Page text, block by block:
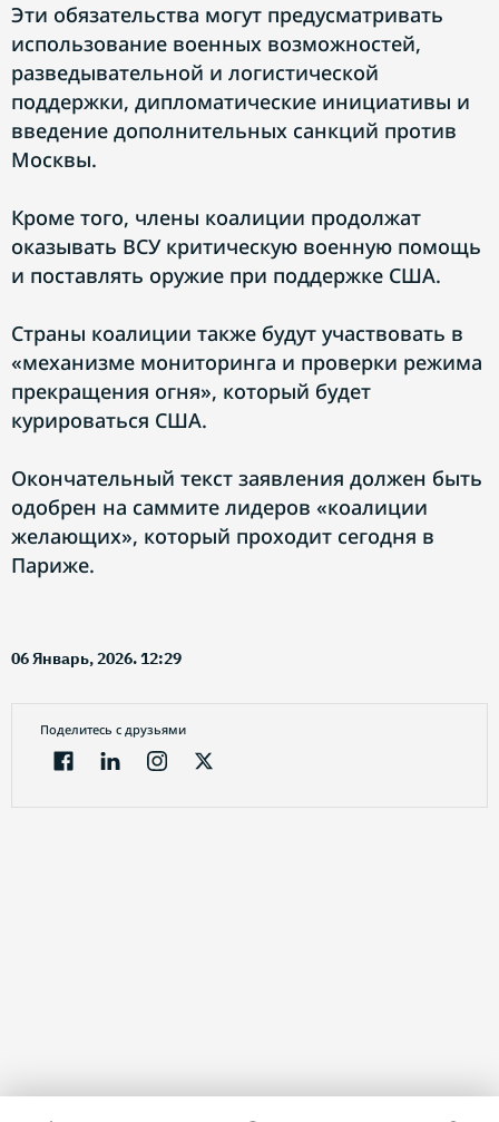
Эти обязательства могут предусматривать
использование военных возможностей,
разведывательной и логистической
поддержки, дипломатические инициативы и
введение дополнительных санкций против
Москвы.
Кроме того, члены коалиции продолжат
оказывать ВСУ критическую военную помощь
и поставлять оружие при поддержке США.
Страны коалиции также будут участвовать в
«механизме мониторинга и проверки режима
прекращения огня», который будет
курироваться США.
Окончательный текст заявления должен быть
одобрен на саммите лидеров «коалиции
желающих», который проходит сегодня в
Париже.
06 Январь, 2026. 12:29
Поделитесь с друзьями